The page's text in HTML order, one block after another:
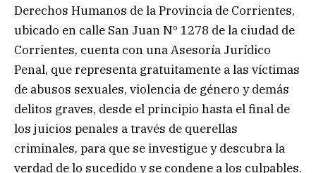
Derechos Humanos de la Provincia de Corrientes,
ubicado en calle San Juan Nº 1278 de la ciudad de
Corrientes, cuenta con una Asesoría Jurídico
Penal, que representa gratuitamente a las víctimas
de abusos sexuales, violencia de género y demás
delitos graves, desde el principio hasta el final de
los juicios penales a través de querellas
criminales, para que se investigue y descubra la
verdad de lo sucedido y se condene a los culpables.